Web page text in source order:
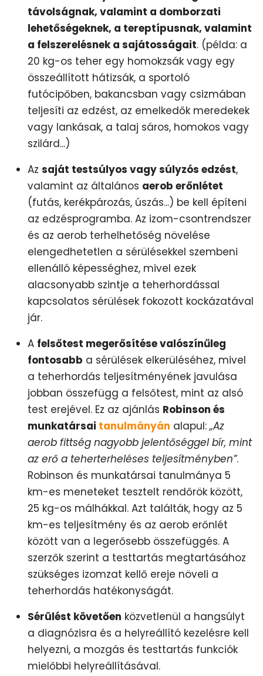
távolságnak, valamint a domborzati
lehetőségeknek, a tereptípusnak, valamint
a felszerelésnek a sajátosságait. (példa: a
20 kg-os teher egy homokzsák vagy egy
összeállított hátizsák, a sportoló
futócipőben, bakancsban vagy csizmában
teljesíti az edzést, az emelkedők meredekek
vagy lankásak, a talaj sáros, homokos vagy
szilárd...)
Az saját testsúlyos vagy súlyzós edzést,
valamint az általános aerob erőnlétet
(futás, kerékpározás, úszás...) be kell építeni
az edzésprogramba. Az izom-csontrendszer
és az aerob terhelhetőség növelése
elengedhetetlen a sérülésekkel szembeni
ellenálló képességhez, mivel ezek
alacsonyabb szintje a teherhordással
kapcsolatos sérülések fokozott kockázatával
jár.
A felsőtest megerősítése valószínűleg
fontosabb a sérülések elkerüléséhez, mivel
a teherhordás teljesítményének javulása
jobban összefügg a felsőtest, mint az alsó
test erejével. Ez az ajánlás Robinson és
munkatársai tanulmányán alapul:„Az
aerob fittség nagyobb jelentőséggel bír, mint
az erő a teherterheléses teljesítményben”.
Robinson és munkatársai tanulmánya 5
km-es meneteket tesztelt rendőrök között,
25 kg-os málhákkal. Azt találták, hogy az 5
km-es teljesítmény és az aerob erőnlét
között van a legerősebb összefüggés. A
szerzők szerint a testtartás megtartásához
szükséges izomzat kellő ereje növeli a
teherhordás hatékonyságát.
Sérülést követően közvetlenül a hangsúlyt
a diagnózisra és a helyreállító kezelésre kell
helyezni, a mozgás és testtartás funkciók
mielőbbi helyreállításával.